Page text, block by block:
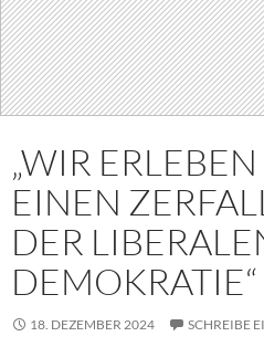
„WIR
EINEN
DER
DEMOKRATIE“
18. DEZEMBER 2024 SCHREIBE